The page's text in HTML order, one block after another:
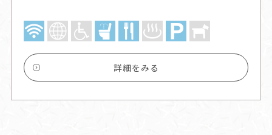
詳細をみる